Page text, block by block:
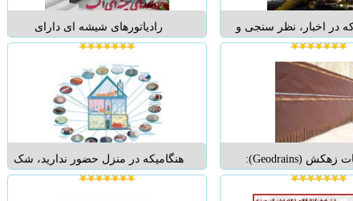
در اخبار، نظر سنجی و
ما بدست آمده، رستوران
جایگاه بسیار خوبی در
داشته باشد. به دلیل
بودن این رستوران، مورد
جوانان واقع می شود. در
رستوران ...
رادیاتورهای شیشه ای دارای
کنوکتورهای آلومینیومی با روش تولید
اکسترودی بوده و جنس این نوع
رادیاتور از بهترین و مرغوبترین نوع
آلومینیوم برگزیده شده و روی آن
توسط یشه سکوریتی پوشانده شده.
در روی رادیاتو...
صفحات زهکش (Geodrains):
هنگامیکه در منزل حضور ندارید، شک
و تردید در مورد مسائل كوچک، مي